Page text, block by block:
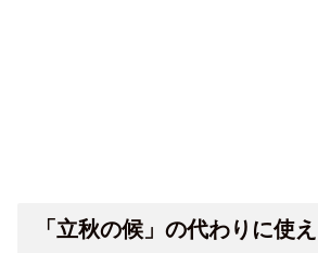
「立秋の候」の代わりに使